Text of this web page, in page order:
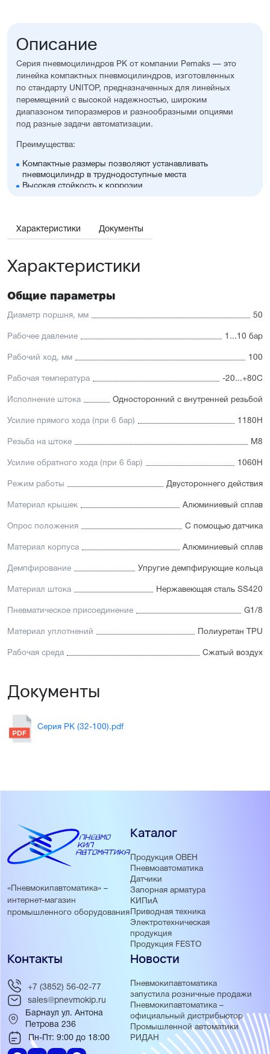
Описание
Серия пневмоцилиндров PK от компании Pemaks — это
линейка компактных пневмоцилиндров, изготовленных
по стандарту UNITOP, предназначенных для линейных
перемещений с высокой надежностью, широким
диапазоном типоразмеров и разнообразными опциями
под разные задачи автоматизации.
Преимущества:
Компактные размеры позволяют устанавливать
пневмоцилиндр в труднодоступные места
Высокая стойкость к коррозии
принадлежностей, включая антиприворотную
Отличительные черты:
демпфирования
Простая установка датчиков положения с любой из
Подходит для использования в пищевой
Простой монтаж в ограниченном пространстве
Характеристики Документы
Характеристики
Общие параметры
Диаметр поршня, мм 50
Рабочее давление 1...10 бар
Рабочий ход, мм 100
Рабочая температура -20...+80С
Исполнение штока Односторонний с внутренней резьбой
Усилие прямого хода (при 6 бар) 1180Н
Резьба на штоке М8
Усилие обратного хода (при 6 бар) 1060Н
Режим работы Двустороннего действия
Материал крышек Алюминиевый сплав
Опрос положения С помощью датчика
Материал корпуса Алюминиевый сплав
Демпфирование Упругие демпфирующие кольца
Материал штока Нержавеющая сталь SS420
Пневматическое присоединение G1/8
Материал уплотнений Полиуретан TPU
Рабочая среда Сжатый воздух
Документы
Серия PK (32-100).pdf
«Пневмокипавтоматика» –
интернет-магазин
промышленного оборудования
Каталог
Продукция ОВЕН
Пневмоавтоматика
Датчики
Запорная арматура
КИПиА
Приводная техника
Электротехническая
продукция
Продукция FESTO
Новости
Пневмокипавтоматика
запустила розничные продажи
Пневмокипавтоматика –
официальный дистрибьютор
Промышленной автоматики
РИДАН
Контакты
+7 (3852) 56-02-77
sales@pnevmokip.ru
Барнаул ул. Антона
Петрова 236
Пн-Пт: 9:00 до 18:00